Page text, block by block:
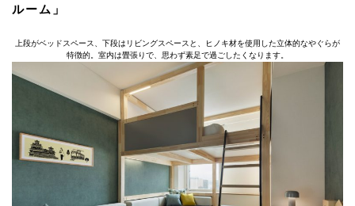
ルーム」
上段がベッドスペース、下段はリビングスペースと、ヒノキ材を使用した立体的なやぐらが
特徴的。室内は畳張りで、思わず素足で過ごしたくなります。